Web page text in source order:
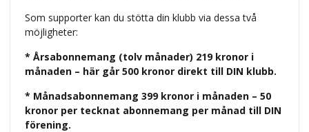
Som supporter kan du stötta din klubb via dessa två
möjligheter:
* Årsabonnemang (tolv månader) 219 kronor i
månaden – här går 500 kronor direkt till DIN klubb.
* Månadsabonnemang 399 kronor i månaden – 50
kronor per tecknat abonnemang per månad till DIN
förening.